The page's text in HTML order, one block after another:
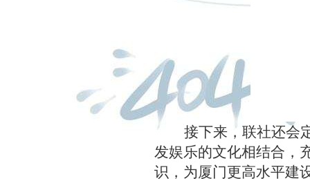
接下来，联社还会
发娱乐的文化相结合，
识，为厦门更高水平建